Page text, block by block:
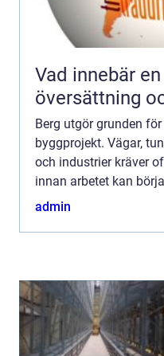
Vad innebär
översättning
Berg utgör grunden
byggprojekt. Vägar,
och industrier kräver
innan arbetet kan
bergsprängning in
admin